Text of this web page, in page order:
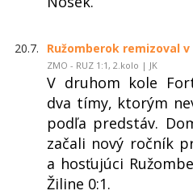
20.7. Ružomberok remizoval
ZMO - RUZ 1:1, 2.kolo | JK
V druhom kole
dva tímy, ktorým
podľa predstáv.
začali nový ročník
a hosťujúci
Žiline 0:1.